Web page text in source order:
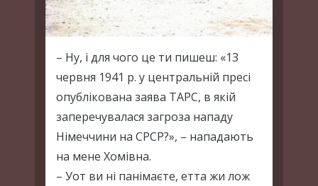
– Ну, і для чого це ти пишеш: «13
червня 1941 р. у центральній пресі
опублікована заява ТАРС, в якій
заперечувалася загроза нападу
Німеччини на СРСР?», – нападають
на мене Хомівна.
– Уот ви ні панімаєте, етта жи лож